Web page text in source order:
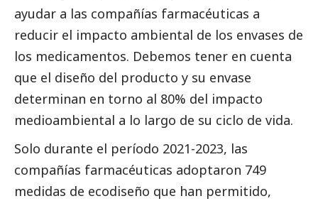
ayudar a las compañías farmacéuticas a
reducir el impacto ambiental de los envases de
los medicamentos. Debemos tener en cuenta
que el diseño del producto y su envase
determinan en torno al 80% del impacto
medioambiental a lo largo de su ciclo de vida.
Solo durante el período 2021-2023, las
compañías farmacéuticas adoptaron 749
medidas de ecodiseño que han permitido,